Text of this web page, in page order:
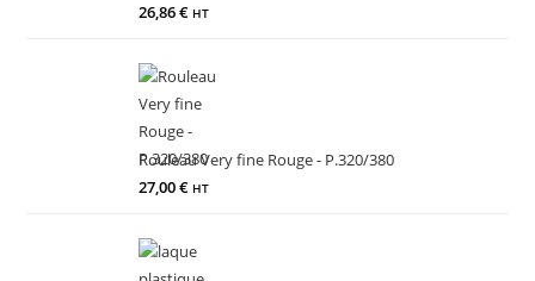
26,86€ HT
Rouleau Very fine Rouge - P.320/380
27,00€ HT